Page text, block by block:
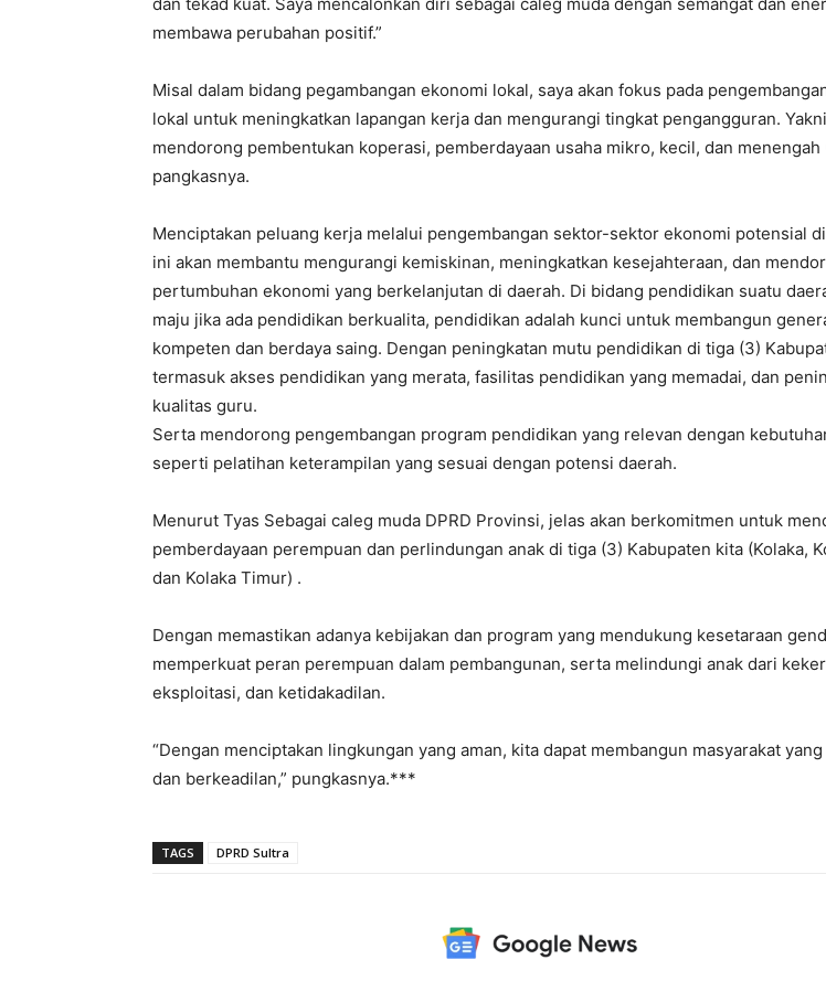
membawa perubahan positif.”
Misal dalam bidang pegambangan ekonomi lokal, saya akan fokus pada
lokal untuk meningkatkan lapangan kerja dan mengurangi tingkat pengangguran.
mendorong pembentukan koperasi, pemberdayaan usaha mikro, kecil, dan menengah
pangkasnya.
Menciptakan peluang kerja melalui pengembangan sektor-sektor ekonomi potensial
ini akan membantu mengurangi kemiskinan, meningkatkan kesejahteraan, dan
pertumbuhan ekonomi yang berkelanjutan di daerah. Di bidang pendidikan suatu
maju jika ada pendidikan berkualita, pendidikan adalah kunci untuk membangun
kompeten dan berdaya saing. Dengan peningkatan mutu pendidikan di tiga (3)
termasuk akses pendidikan yang merata, fasilitas pendidikan yang memadai, dan
kualitas guru.
Serta mendorong pengembangan program pendidikan yang relevan dengan
seperti pelatihan keterampilan yang sesuai dengan potensi daerah.
Menurut Tyas Sebagai caleg muda DPRD Provinsi, jelas akan berkomitmen untuk
pemberdayaan perempuan dan perlindungan anak di tiga (3) Kabupaten kita (Kolaka,
dan Kolaka Timur) .
Dengan memastikan adanya kebijakan dan program yang mendukung kesetaraan
memperkuat peran perempuan dalam pembangunan, serta melindungi anak dari
eksploitasi, dan ketidakadilan.
“Dengan menciptakan lingkungan yang aman, kita dapat membangun masyarakat
dan berkeadilan,” pungkasnya.***
TAGS DPRD Sultra